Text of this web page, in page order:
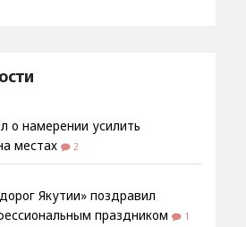
о намерении усилить
местах
2
Якутии» поздравил
праздником
1